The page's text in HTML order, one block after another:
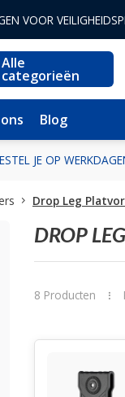
VOOR
Alle
categorieën
Blog
JE OP
Drop Leg
DROP
8 Producten